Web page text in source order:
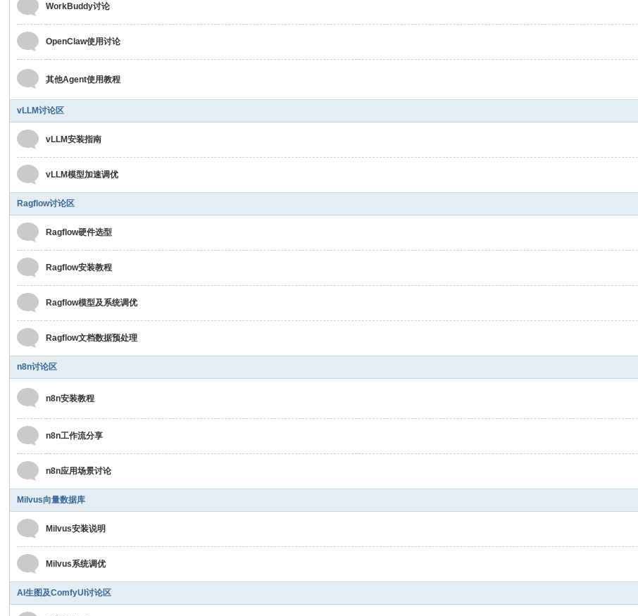
WorkBuddy讨论
OpenClaw使用讨论
其他Agent使用教程
vLLM讨论区
vLLM安装指南
vLLM模型加速调优
Ragflow讨论区
Ragflow硬件选型
Ragflow安装教程
Ragflow模型及系统调优
Ragflow文档数据预处理
n8n讨论区
n8n安装教程
n8n工作流分享
n8n应用场景讨论
Milvus向量数据库
Milvus安装说明
Milvus系统调优
AI生图及ComfyUI讨论区